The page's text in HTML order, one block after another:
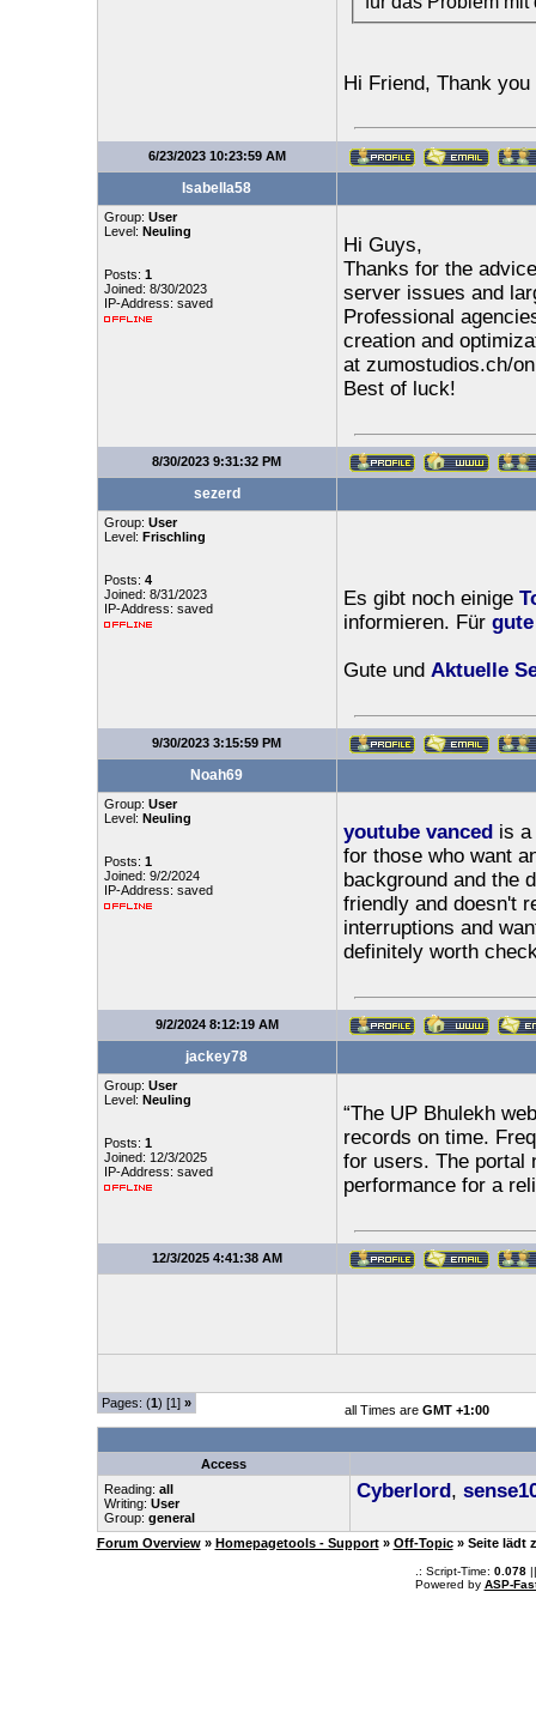
Hi Friend, Thank
6/23/2023 10:23:59 AM
Isabella58
Group: User
Level: Neuling
Posts: 1
Joined: 8/30/2023
IP-Address: saved
Hi Guys,
Thanks for the
server issues and
Professional
creation and
at zumostudios.ch/
Best of luck!
8/30/2023 9:31:32 PM
sezerd
Group: User
Level: Frischling
Posts: 4
Joined: 8/31/2023
IP-Address: saved
Es gibt noch einige
informieren. Für
Gute und Aktuelle
9/30/2023 3:15:59 PM
Noah69
Group: User
Level: Neuling
Posts: 1
Joined: 9/2/2024
IP-Address: saved
youtube vancedis a
for those who want
background and the
friendly and doesn't
interruptions and
definitely worth
9/2/2024 8:12:19 AM
jackey78
Group: User
Level: Neuling
Posts: 1
Joined: 12/3/2025
IP-Address: saved
“The UP Bhulekh
records on time.
for users. The portal
performance for a
12/3/2025 4:41:38 AM
Pages: (1) [1] » all Times are GMT +1:00
Access
Reading: all
Writing: User
Group: general
Cyberlord,
Forum Overview » Homepagetools - Support » Off-Topic » Seite lädt
.: Script-Time: 0.078||
Powered by ASP-